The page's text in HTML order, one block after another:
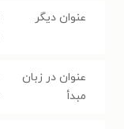
عنوان دیگر
عنوان در زبان
مبدأ